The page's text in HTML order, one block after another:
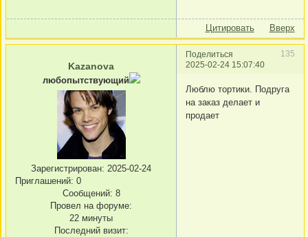
Цитировать Вверх
Поделиться
135
2025-02-24 15:07:40
Kazanova
любопытствующий
Зарегистрирован: 2025-02-24
Приглашений: 0
Сообщений: 8
Провел на форуме:
22 минуты
Последний визит:
Люблю тортики. Подруга
на заказ делает и
продает